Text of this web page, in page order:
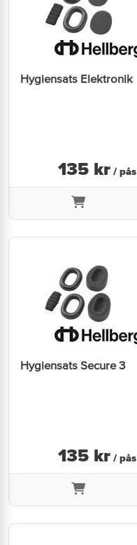
Hygiensats Elektronik
135 kr / pås
Hygiensats Secure 3
135 kr / pås